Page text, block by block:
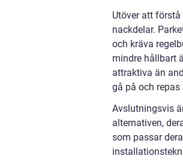
Utöver att
nackdelar.
och kräva
mindre hållbart
attraktiva än
gå på och repas
Avslutningsvis
alternativen,
som passar